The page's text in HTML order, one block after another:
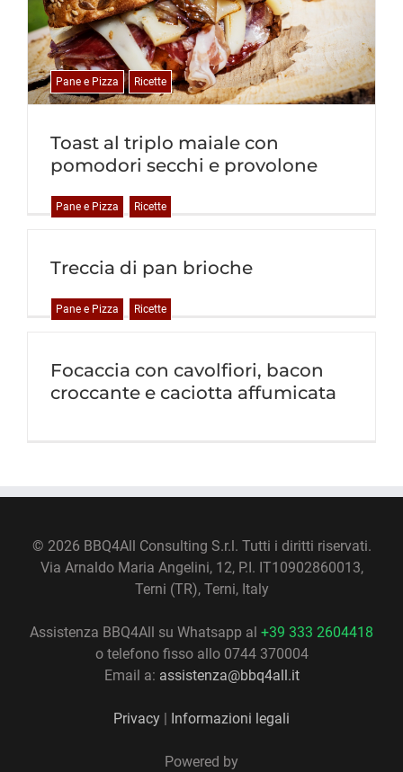
Toast al triplo maiale con
pomodori secchi e provolone
Pane e Pizza Ricette
Treccia di pan brioche
Pane e Pizza Ricette
Focaccia con cavolfiori, bacon
croccante e caciotta affumicata
Pane e Pizza Ricette
© 2026 BBQ4All Consulting S.r.l. Tutti i diritti riservati.
Via Arnaldo Maria Angelini, 12, P.I. IT10902860013,
Terni (TR), Terni, Italy
Assistenza BBQ4All su Whatsapp al +39 333 2604418
o telefono fisso allo 0744 370004
Email a: assistenza@bbq4all.it
Privacy | Informazioni legali
Powered by